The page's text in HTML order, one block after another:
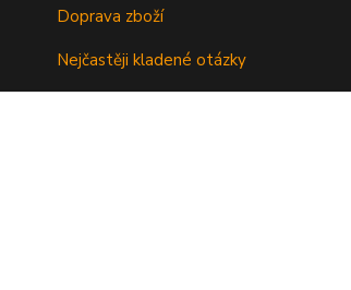
Doprava zboží
Nejčastěji kladené otázky